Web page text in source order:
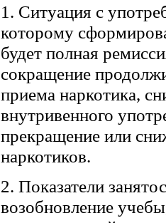
1. Ситуация с
которому
будет полная
сокращение
приема наркотика,
внутривенного
прекращение или
наркотиков.
2. Показатели
возобновление